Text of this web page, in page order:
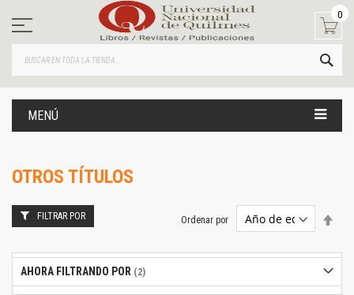
contenido
0
MENÚ
OTROS TÍTULOS
Ordenar por
FILTRAR POR
AHORA FILTRANDO POR